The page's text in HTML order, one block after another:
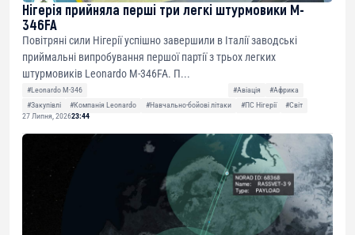
Нігерія прийняла перші три легкі штурмовики M-
346FA
Повітряні сили Нігерії успішно завершили в Італії заводські
приймальні випробування першої партії з трьох легких
штурмовиків Leonardo M-346FA. П...
#Leonardo M-346 #Авіація
#Африка
#Закупівлі
#Компанія Leonardo #Навчально-бойові літаки #ПС Нігерії
#Світ
27 Липня, 202623:44